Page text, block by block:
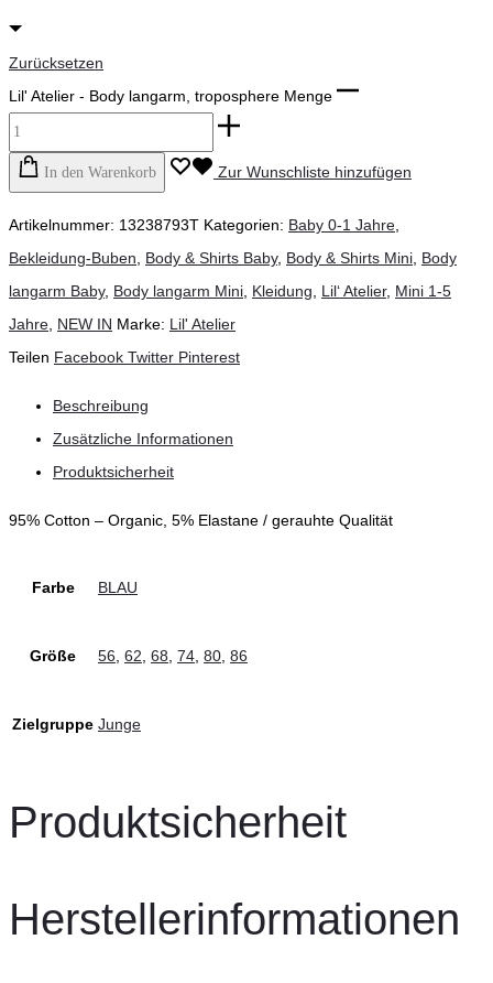
Zurücksetzen
Lil' Atelier - Body langarm, troposphere Menge
In den Warenkorb Zur Wunschliste hinzufügen
Artikelnummer: 13238793T Kategorien: Baby 0-1 Jahre,
Bekleidung-Buben, Body & Shirts Baby, Body & Shirts Mini, Body
langarm Baby, Body langarm Mini, Kleidung, Lil‘ Atelier, Mini 1-5
Jahre, NEW IN Marke: Lil' Atelier
Teilen Facebook Twitter Pinterest
Beschreibung
Zusätzliche Informationen
Produktsicherheit
95% Cotton – Organic, 5% Elastane / gerauhte Qualität
Farbe BLAU
Größe 56, 62, 68, 74, 80, 86
Zielgruppe Junge
Produktsicherheit
Herstellerinformationen